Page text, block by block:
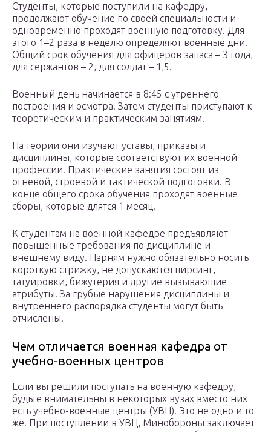
Студенты, которые поступили на кафедру,
продолжают обучение по своей специальности и
одновременно проходят военную подготовку. Для
этого 1–2 раза в неделю определяют военные дни.
Общий срок обучения для офицеров запаса – 3 года,
для сержантов – 2, для солдат – 1,5.
Военный день начинается в 8:45 с утреннего
построения и осмотра. Затем студенты приступают к
теоретическим и практическим занятиям.
На теории они изучают уставы, приказы и
дисциплины, которые соответствуют их военной
профессии. Практические занятия состоят из
огневой, строевой и тактической подготовки. В
конце общего срока обучения проходят военные
сборы, которые длятся 1 месяц.
К студентам на военной кафедре предъявляют
повышенные требования по дисциплине и
внешнему виду. Парням нужно обязательно носить
короткую стрижку, не допускаются пирсинг,
татуировки, бижутерия и другие вызывающие
атрибуты. За грубые нарушения дисциплины и
внутреннего распорядка студенты могут быть
отчислены.
Чем отличается военная кафедра от
учебно-военных центров
Если вы решили поступать на военную кафедру,
будьте внимательны в некоторых вузах вместо них
есть учебно-военные центры (УВЦ). Это не одно и то
же. При поступлении в УВЦ, Минобороны заключает